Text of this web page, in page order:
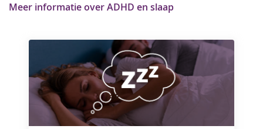
Meer informatie over ADHD en slaap